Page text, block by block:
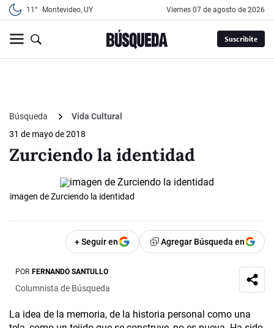
11° Montevideo, UY viernes 07 de agosto de 2026
Suscribite
Búsqueda
Vida Cultural
31 de mayo de 2018
Zurciendo la identidad
imagen de Zurciendo la identidad
+ Seguir en Agregar Búsqueda en
POR FERNANDO SANTULLO
Columnista de Búsqueda
La idea de la memoria, de la historia personal como una